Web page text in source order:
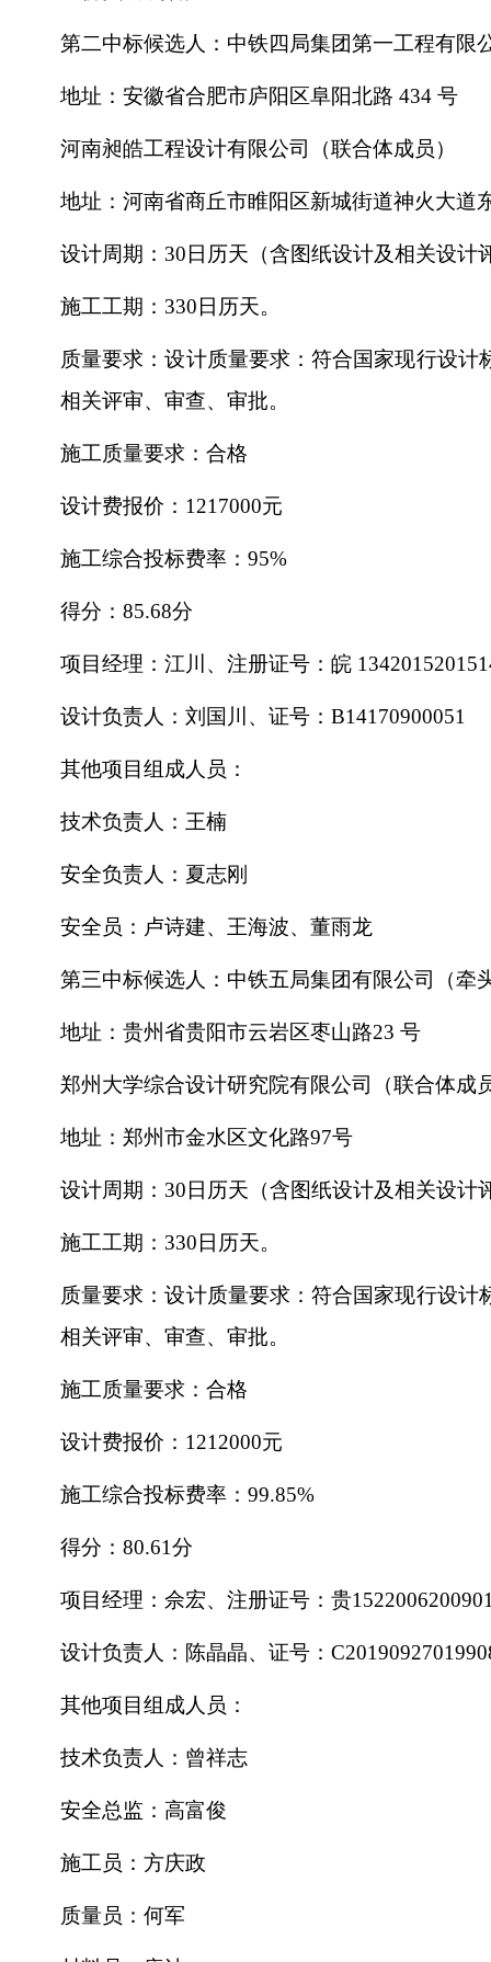
第二中标候选人：中铁四局集团第一工程有限
地址：安徽省合肥市庐阳区阜阳北路 434 号
河南昶皓工程设计有限公司（联合体成员）
地址：河南省商丘市睢阳区新城街道神火大道
设计周期： 30日历天（含图纸设计及相关设计
施工工期： 330日历天。
质量要求：设计质量要求：符合国家现行设
相关评审、审查、审批。
施工质量要求：合格
设计费报价： 1217000元
施工综合投标费率： 95%
得分： 85.68分
项目经理：江川、注册证号：皖
设计负责人：刘国川、证号： B14170900051
其他项目组成人员：
技术负责人：王楠
安全负责人：夏志刚
安全员：卢诗建、王海波、董雨龙
第三中标候选人：中铁五局集团有限公司（牵
地址：贵州省贵阳市云岩区枣山路23 号
郑州大学综合设计研究院有限公司（联合体成
地址：郑州市金水区文化路97号
设计周期： 30日历天（含图纸设计及相关设计
施工工期： 330日历天。
质量要求：设计质量要求：符合国家现行设
相关评审、审查、审批。
施工质量要求：合格
设计费报价： 1212000元
施工综合投标费率： 99.85%
得分： 80.61分
项目经理：佘宏、注册证号：贵
设计负责人：陈晶晶、证号：
其他项目组成人员：
技术负责人：曾祥志
安全总监：高富俊
施工员：方庆政
质量员：何军